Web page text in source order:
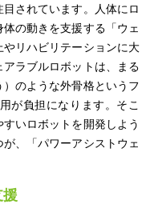
されています。人体にロ
の動きを支援する「ウェ
リハビリテーションに大
ラブルロボットは、まる
のような外骨格というフ
が負担になります。そこ
いロボットを開発しよう
、「パワーアシストウェ
援